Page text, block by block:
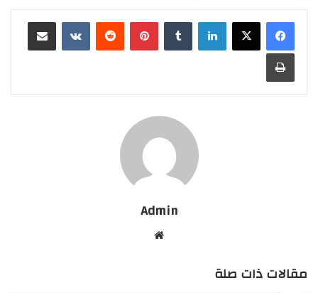
لينكدإن بينتيريست مشاركة عبر البريد
طباعة
Admin
مقالات ذات صلة